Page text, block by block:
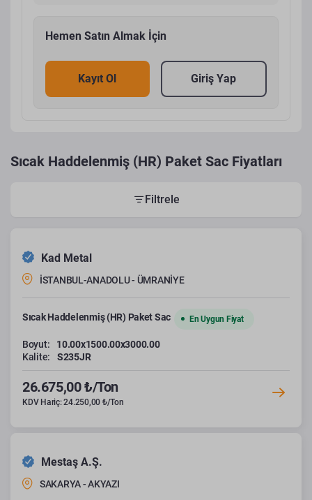
Hemen Satın Almak İçin
Kayıt Ol Giriş Yap
Sıcak Haddelenmiş (HR) Paket Sac Fiyatları
Filtrele
Kad Metal
İSTANBUL-ANADOLU - ÜMRANİYE
Sıcak Haddelenmiş (HR) Paket Sac En Uygun Fiyat
Boyut:
10.00x1500.00x3000.00
Kalite:
S235JR
26.675,00 ₺/Ton
KDV Hariç: 24.250,00 ₺/Ton
Mestaş A.Ş.
SAKARYA - AKYAZI